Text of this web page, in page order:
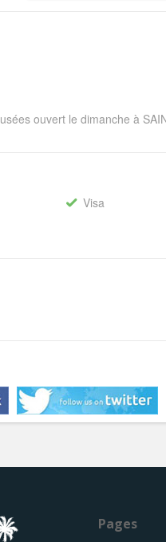
ouvert le dimanche à
Visa
Pages